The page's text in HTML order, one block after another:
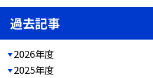
過去記事
2026年度
2025年度